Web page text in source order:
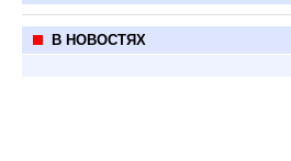
В НОВОСТЯХ